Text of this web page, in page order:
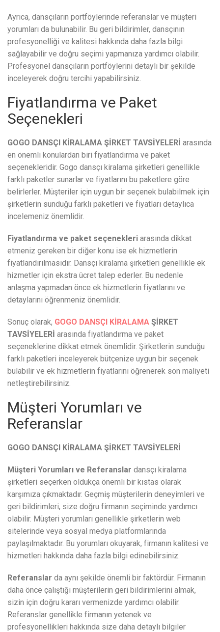
Ayrıca, dansçıların portföylerinde referanslar ve müşteri
yorumları da bulunabilir. Bu geri bildirimler, dansçının
profesyonelliği ve kalitesi hakkında daha fazla bilgi
sağlayabilir ve doğru seçimi yapmanıza yardımcı olabilir.
Profesyonel dansçıların portföylerini detaylı bir şekilde
inceleyerek doğru tercihi yapabilirsiniz.
Fiyatlandırma ve Paket
Seçenekleri
GOGO DANSÇI KİRALAMA ŞİRKET TAVSİYELERİ arasında
en önemli konulardan biri fiyatlandırma ve paket
seçenekleridir. Gogo dansçı kiralama şirketleri genellikle
farklı paketler sunarlar ve fiyatlarını bu paketlere göre
belirlerler. Müşteriler için uygun bir seçenek bulabilmek için
şirketlerin sunduğu farklı paketleri ve fiyatları detaylıca
incelemeniz önemlidir.
Fiyatlandırma ve paket seçenekleri arasında dikkat
etmeniz gereken bir diğer konu ise ek hizmetlerin
fiyatlandırılmasıdır. Dansçı kiralama şirketleri genellikle ek
hizmetler için ekstra ücret talep ederler. Bu nedenle
anlaşma yapmadan önce ek hizmetlerin fiyatlarını ve
detaylarını öğrenmeniz önemlidir.
Sonuç olarak, GOGO DANSÇI KİRALAMA ŞİRKET
TAVSİYELERİ arasında fiyatlandırma ve paket
seçeneklerine dikkat etmek önemlidir. Şirketlerin sunduğu
farklı paketleri inceleyerek bütçenize uygun bir seçenek
bulabilir ve ek hizmetlerin fiyatlarını öğrenerek son maliyeti
netleştirebilirsiniz.
Müşteri Yorumları ve
Referanslar
GOGO DANSÇI KİRALAMA ŞİRKET TAVSİYELERİ
Müşteri Yorumları ve Referanslar dansçı kiralama
şirketleri seçerken oldukça önemli bir kıstas olarak
karşımıza çıkmaktadır. Geçmiş müşterilerin deneyimleri ve
geri bildirimleri, size doğru firmanın seçiminde yardımcı
olabilir. Müşteri yorumları genellikle şirketlerin web
sitelerinde veya sosyal medya platformlarında
paylaşılmaktadır. Bu yorumları okuyarak, firmanın kalitesi ve
hizmetleri hakkında daha fazla bilgi edinebilirsiniz.
Referanslar da aynı şekilde önemli bir faktördür. Firmanın
daha önce çalıştığı müşterilerin geri bildirimlerini almak,
sizin için doğru kararı vermenizde yardımcı olabilir.
Referanslar genellikle firmanın yetenek ve
profesyonellikleri hakkında size daha detaylı bilgiler